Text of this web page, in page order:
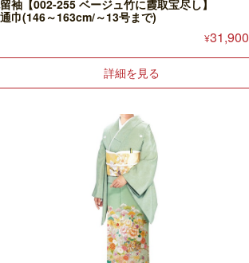
袖【002-255 ベージュ竹に霞取宝尽し】
巾(146～163cm/～13号まで)
¥31,900
詳細を見る